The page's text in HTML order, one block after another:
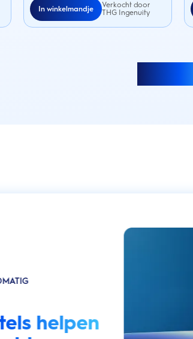
In winkelmandje
Verkocht door
THG Ingenuity
helpen